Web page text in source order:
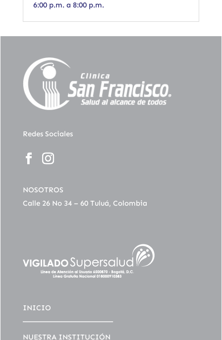
6:00 p.m. a 8:00 p.m.
Redes Sociales
NOSOTROS
Calle 26 No 34 – 60 Tuluá, Colombia
INICIO
NUESTRA INSTITUCIÓN